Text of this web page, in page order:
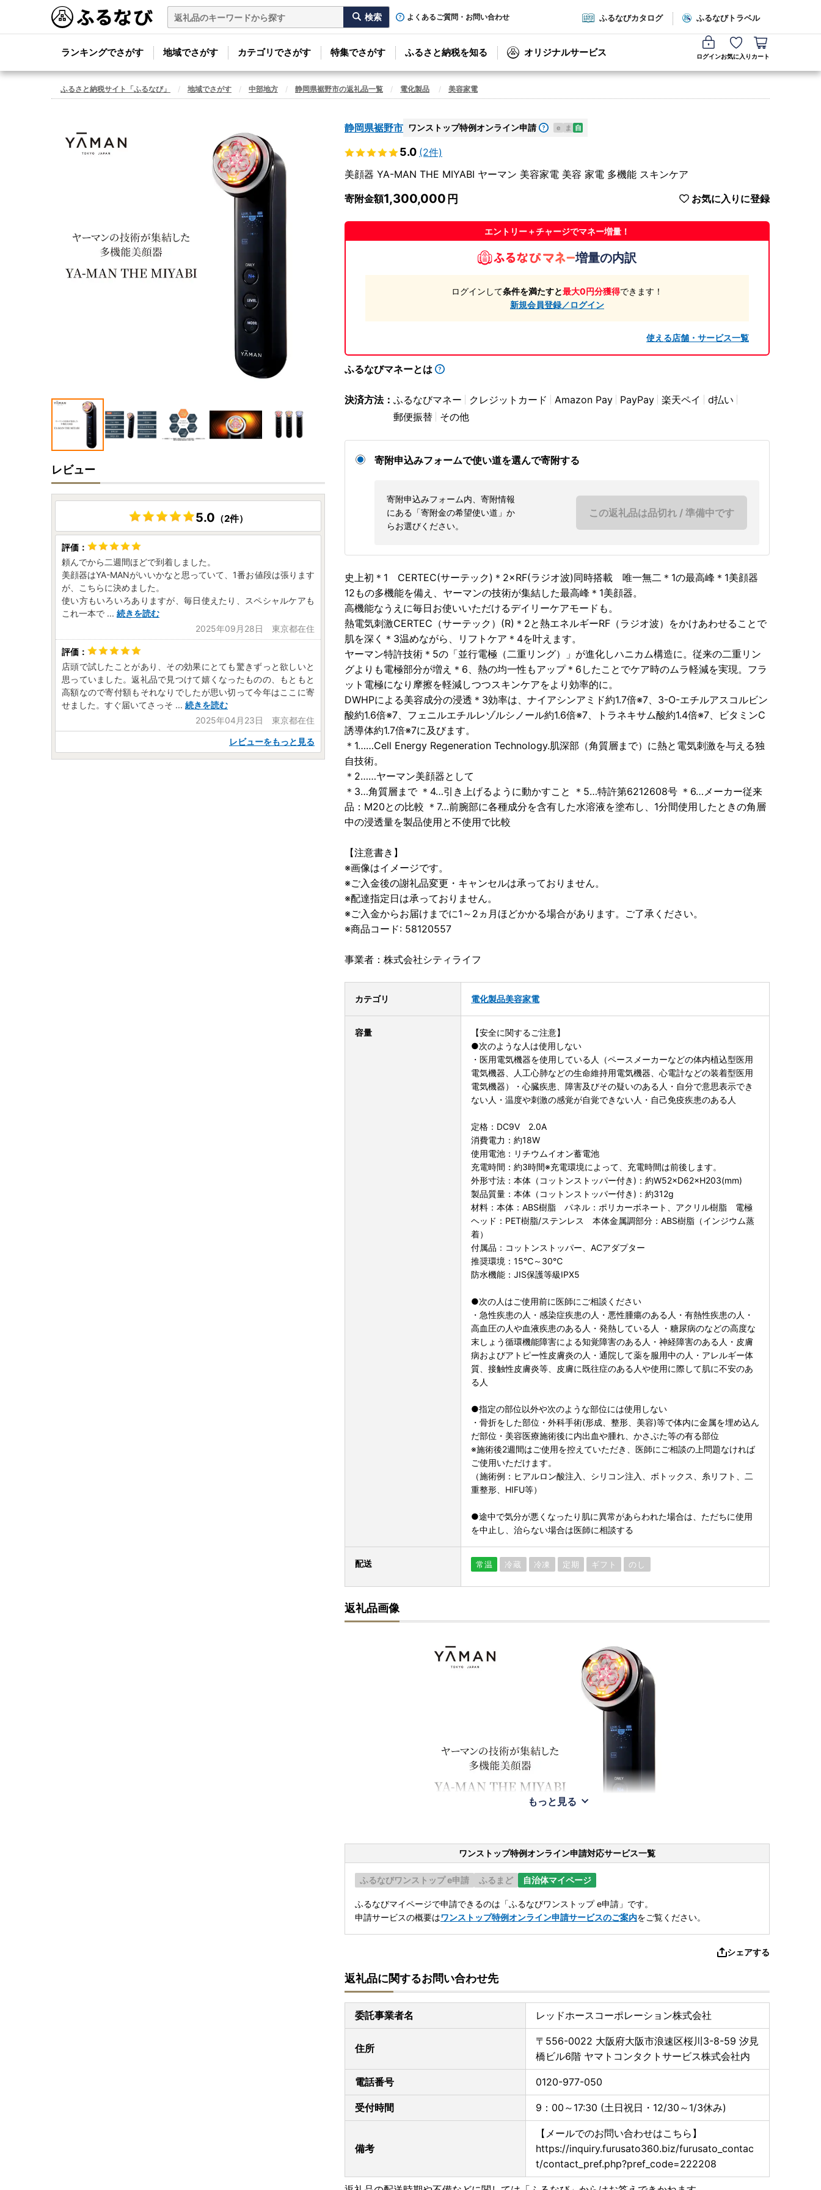
よくあるご質問・お問い合わせ ふるなびカタログ ふるなびトラベル
ランキングでさがす 地域でさがす カテゴリでさがす 特集でさがす ふるさと納税を知る オリジナルサービス ログインお気に入り カート
ふるさと納税サイト「ふるなび」 地域でさがす 中部地方 静岡県裾野市の返礼品一覧 電化製品 美容家電
静岡県裾野市 ワンストップ特例オンライン申請 e ま 自
5.0 (2件)
美顔器 YA-MAN THE MIYABI ヤーマン 美容家電 美容 家電 多機能 スキンケア
寄附金額1,300,000 お気に入りに登録
エントリー＋チャージでマネー増量！
増量の内訳
ログインして条件を満たすと最大0円分獲得できます！
新規会員登録／ログイン
使える店舗・サービス一覧
ふるなびマネーとは
決済方法： ふるなびマネー クレジットカード Amazon Pay PayPay 楽天ペイ
d払い
郵便振替
その他
寄附申込みフォームで使い道を選んで寄附する
寄附申込みフォーム内、寄附情報
にある「寄附金の希望使い道」か
らお選びください。
この返礼品は品切れ / 準備中です
史上初＊1 CERTEC(サーテック)＊2×RF(ラジオ波)同時搭載 唯一無二＊1の最高峰＊1美顔器
12もの多機能を備え、ヤーマンの技術が集結した最高峰＊1美顔器。
高機能なうえに毎日お使いいただけるデイリーケアモードも。
熱電気刺激CERTEC（サーテック）(R)＊2と熱エネルギーRF（ラジオ波）をかけあわせることで
肌を深く＊3温めながら、リフトケア＊4を叶えます。
ヤーマン特許技術＊5の「並行電極（二重リング）」が進化しハニカム構造に。従来の二重リン
グよりも電極部分が増え＊6、熱の均一性もアップ＊6したことでケア時のムラ軽減を実現。フラ
ット電極になり摩擦を軽減しつつスキンケアをより効率的に。
DWHPによる美容成分の浸透＊3効率は、ナイアシンアミド約1.7倍※7、3-O-エチルアスコルビン
酸約1.6倍※7、フェニルエチルレゾルシノール約1.6倍※7、トラネキサム酸約1.4倍※7、ビタミンC
誘導体約1.7倍※7に及びます。
＊1……Cell Energy Regeneration Technology.肌深部（角質層まで）に熱と電気刺激を与える独
自技術。
＊2……ヤーマン美顔器として
＊3…角質層まで ＊4…引き上げるように動かすこと ＊5…特許第6212608号 ＊6…メーカー従来
品：M20との比較 ＊7…前腕部に各種成分を含有した水溶液を塗布し、1分間使用したときの角層
中の浸透量を製品使用と不使用で比較
【注意書き】
※画像はイメージです。
※ご入金後の謝礼品変更・キャンセルは承っておりません。
※配達指定日は承っておりません。
※ご入金からお届けまでに1～2ヵ月ほどかかる場合があります。ご了承ください。
※商品コード: 58120557
事業者：株式会社シティライフ
カテゴリ 電化製品美容家電
容量
【安全に関するご注意】
●次のような人は使用しない
・医用電気機器を使用している人（ペースメーカーなどの体内植込型医用
電気機器、人工心肺などの生命維持用電気機器、心電計などの装着型医用
電気機器）・心臓疾患、障害及びその疑いのある人・自分で意思表示でき
ない人・温度や刺激の感覚が自覚できない人・自己免疫疾患のある人
定格：DC9V 2.0A
消費電力：約18W
使用電池：リチウムイオン蓄電池
充電時間：約3時間※充電環境によって、充電時間は前後します。
外形寸法：本体（コットンストッパー付き)：約W52×D62×H203(mm)
製品質量：本体（コットンストッパー付き)：約312g
材料：本体：ABS樹脂 パネル：ポリカーボネート、アクリル樹脂 電極
ヘッド：PET樹脂/ステンレス 本体金属調部分：ABS樹脂（インジウム蒸
着）
付属品：コットンストッパー、ACアダプター
推奨環境：15℃～30℃
防水機能：JIS保護等級IPX5
●次の人はご使用前に医師にご相談ください
・急性疾患の人・感染症疾患の人・悪性腫瘍のある人・有熱性疾患の人・
高血圧の人や血液疾患のある人・発熱している人 ・糖尿病のなどの高度な
末しょう循環機能障害による知覚障害のある人・神経障害のある人・皮膚
病およびアトピー性皮膚炎の人・通院して薬を服用中の人・アレルギー体
質、接触性皮膚炎等、皮膚に既往症のある人や使用に際して肌に不安のあ
る人
●指定の部位以外や次のような部位には使用しない
・骨折をした部位・外科手術(形成、整形、美容)等で体内に金属を埋め込ん
だ部位・美容医療施術後に内出血や腫れ、かさぶた等の有る部位
※施術後2週間はご使用を控えていただき、医師にご相談の上問題なければ
ご使用いただけます。
（施術例：ヒアルロン酸注入、シリコン注入、ボトックス、糸リフト、二
重整形、HIFU等）
●途中で気分が悪くなったり肌に異常があらわれた場合は、ただちに使用
を中止し、治らない場合は医師に相談する
配送 常温 冷蔵 冷凍 定期 ギフト のし
返礼品画像
もっと見る
ワンストップ特例オンライン申請対応サービス一覧
ふるなびワンストップ e申請 ふるまど 自治体マイページ
ふるなびマイページで申請できるのは「ふるなびワンストップ e申請」です。
申請サービスの概要はワンストップ特例オンライン申請サービスのご案内をご覧ください。
シェアする
返礼品に関するお問い合わせ先
委託事業者名 レッドホースコーポレーション株式会社
住所
〒556-0022 大阪府大阪市浪速区桜川3-8-59 汐見
橋ビル6階 ヤマトコンタクトサービス株式会社内
電話番号 0120-977-050
受付時間 9：00～17:30 (土日祝日・12/30～1/3休み)
備考
【メールでのお問い合わせはこちら】
https://inquiry.furusato360.biz/furusato_contac
t/contact_pref.php?pref_code=222208
レビュー
5.0 （2件）
頼んでから二週間ほどで到着しました。
美顔器はYA-MANがいいかなと思っていて、1番お値段は張ります
が、こちらに決めました。
使い方もいろいろありますが、毎日使えたり、スペシャルケアも
これ一本で ... 続きを読む
2025年09月28日 東京都在住
店頭で試したことがあり、その効果にとても驚きずっと欲しいと
思っていました。返礼品で見つけて嬉くなったものの、もともと
高額なので寄付額もそれなりでしたが思い切って今年はここに寄
せました。すぐ届いてさっそ ... 続きを読む
2025年04月23日 東京都在住
レビューをもっと見る